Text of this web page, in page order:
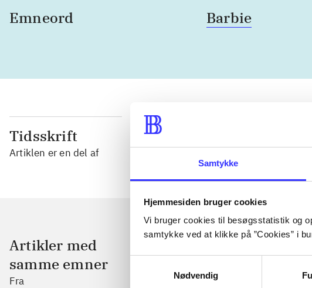
Samtykke
Hjemmesiden bruger cookies
Vi bruger cookies til besøgsstatistik og
samtykke ved at klikke på ”Cookies” i
Nødvendig
Emneord Barbie
Tidsskrift
Artiklen er en del af
Artikler med
samme emner
Fra